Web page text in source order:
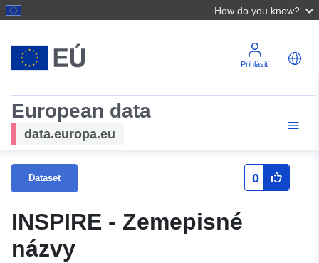
How do you know?
Prihlásiť
European data
data.europa.eu
Dataset 0
INSPIRE - Zemepisné
názvy